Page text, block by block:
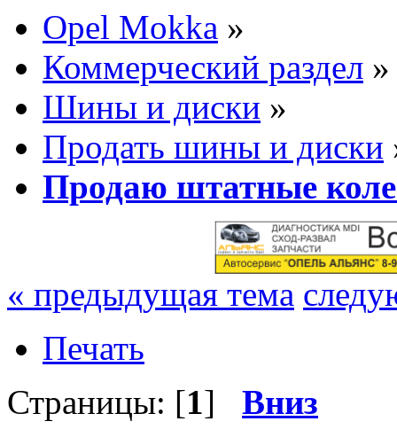
Opel Mokka »
Коммерческий раздел »
Шины и диски »
Продать шины и диски
Продаю штатные
« предыдущая тема
Печать
Страницы: [1] Вниз